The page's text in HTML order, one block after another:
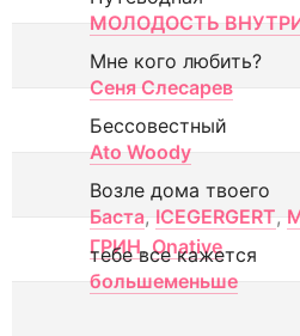
МОЛОДОСТЬ
Мне кого любить?
Сеня Слесарев
Бессовестный
Ato Woody
Возле дома твоего
Баста, ICEGERGERT,
ГРИН, Onative
тебе все кажется
большеменьше